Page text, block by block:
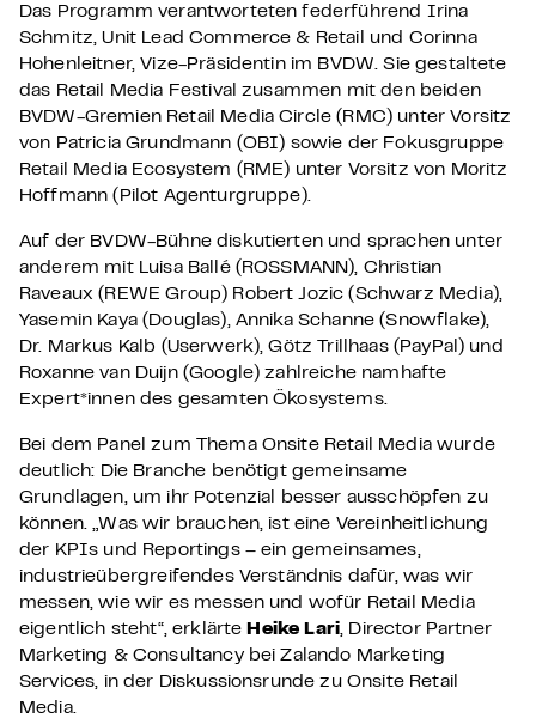
Das Programm verantworteten federführend Irina
Schmitz, Unit Lead Commerce & Retail und Corinna
Hohenleitner, Vize-Präsidentin im BVDW. Sie gestaltete
das Retail Media Festival zusammen mit den beiden
BVDW-Gremien Retail Media Circle (RMC) unter Vorsitz
von Patricia Grundmann (OBI) sowie der Fokusgruppe
Retail Media Ecosystem (RME) unter Vorsitz von Moritz
Hoffmann (Pilot Agenturgruppe).
Auf der BVDW-Bühne diskutierten und sprachen unter
anderem mit Luisa Ballé (ROSSMANN), Christian
Raveaux (REWE Group) Robert Jozic (Schwarz Media),
Yasemin Kaya (Douglas), Annika Schanne (Snowflake),
Dr. Markus Kalb (Userwerk), Götz Trillhaas (PayPal) und
Roxanne van Duijn (Google) zahlreiche namhafte
Expert*innen des gesamten Ökosystems.
Bei dem Panel zum Thema Onsite Retail Media wurde
deutlich: Die Branche benötigt gemeinsame
Grundlagen, um ihr Potenzial besser ausschöpfen zu
können. „Was wir brauchen, ist eine Vereinheitlichung
der KPIs und Reportings – ein gemeinsames,
industrieübergreifendes Verständnis dafür, was wir
messen, wie wir es messen und wofür Retail Media
eigentlich steht“, erklärte Heike Lari, Director Partner
Marketing & Consultancy bei Zalando Marketing
Services, in der Diskussionsrunde zu Onsite Retail
Media.